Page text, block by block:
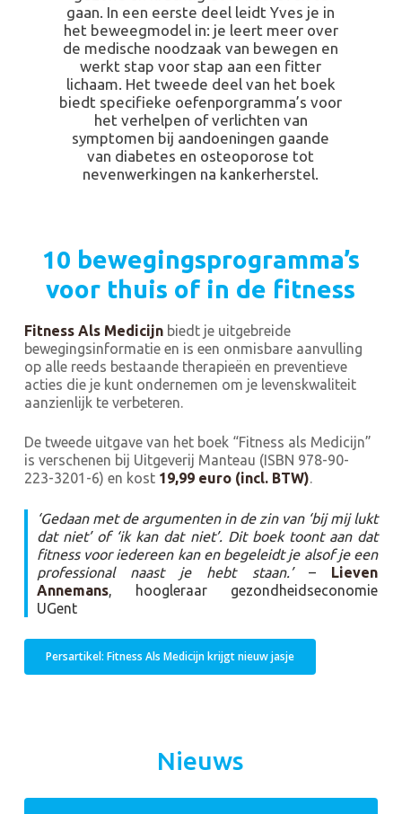
gaan. In een eerste deel leidt Yves je in
het beweegmodel in: je leert meer over
de medische noodzaak van bewegen en
werkt stap voor stap aan een fitter
lichaam. Het tweede deel van het boek
biedt specifieke oefenporgramma’s voor
het verhelpen of verlichten van
symptomen bij aandoeningen gaande
van diabetes en osteoporose tot
nevenwerkingen na kankerherstel.
10 bewegingsprogramma’s
voor thuis of in de fitness
Fitness Als Medicijnbiedt je uitgebreide
bewegingsinformatie en is een onmisbare aanvulling
op alle reeds bestaande therapieën en preventieve
acties die je kunt ondernemen om je levenskwaliteit
aanzienlijk te verbeteren.
De tweede uitgave van het boek “Fitness als Medicijn”
is verschenen bij Uitgeverij Manteau (ISBN 978-90-
223-3201-6) en kost 19,99 euro (incl. BTW).
‘Gedaan met de argumenten in de zin van ‘bij mij lukt
dat niet’ of ‘ik kan dat niet’. Dit boek toont aan dat
fitness voor iedereen kan en begeleidt je alsof je een
professional naast je hebt staan.’ – Lieven
Annemans, hoogleraar gezondheidseconomie
UGent
Persartikel: Fitness Als Medicijn krijgt nieuw jasje
Nieuws